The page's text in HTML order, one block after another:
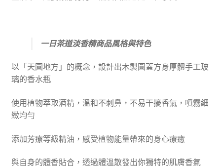
一日茶道淡香精商品風格與特色
以「 天圓地方 」 的概念，設計出木製圓蓋方身厚體手工玻
璃的香水瓶
使用植物萃取酒精，溫和不刺鼻，不易干擾香氣，噴霧細
緻均勻
添加芳療等級精油，感受植物能量帶來的身心療癒
與自身的體香貼合，透過體溫散發出你獨特的肌膚香氣